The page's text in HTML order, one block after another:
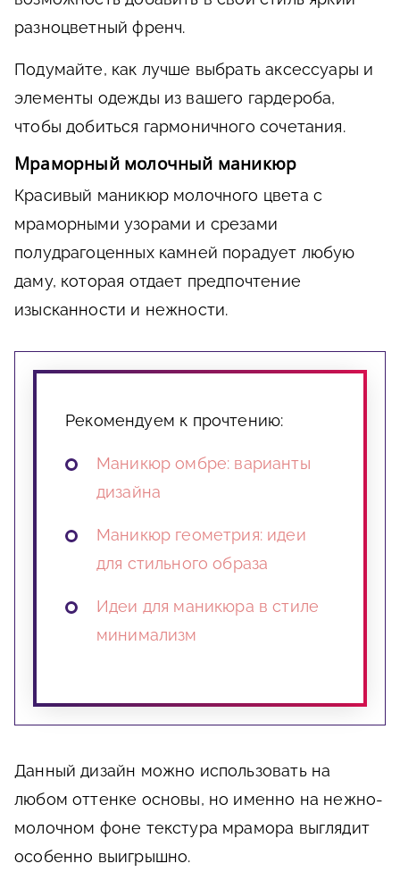
разноцветный френч.
Подумайте, как лучше выбрать аксессуары и
элементы одежды из вашего гардероба,
чтобы добиться гармоничного сочетания.
Мраморный молочный маникюр
Красивый маникюр молочного цвета с
мраморными узорами и срезами
полудрагоценных камней порадует любую
даму, которая отдает предпочтение
изысканности и нежности.
Рекомендуем к прочтению:
Маникюр омбре: варианты
дизайна
Маникюр геометрия: идеи
для стильного образа
Идеи для маникюра в стиле
минимализм
Данный дизайн можно использовать на
любом оттенке основы, но именно на нежно-
молочном фоне текстура мрамора выглядит
особенно выигрышно.